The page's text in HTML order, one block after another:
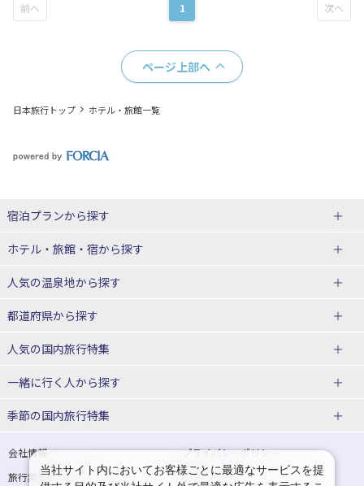
1
ページ上部へ
日本旅行トップ ホテル・旅館一覧
宿泊プランから探す
北海道
東北
青森県
宮城県
山形県
関東
埼玉県 千葉県
ホテル・旅館・宿から探す
北海道ホテル・旅館
青森県ホテル・旅館
宮城県ホテル・旅館
山形県ホテル・旅館
東京都ホテル・旅館 神奈川県ホテル・旅館
人気の温泉地から探す
北海道
湯の川温泉(北海道)
十勝川温泉(北海道)
洞爺湖温泉(北海道)
層雲峡温泉(北海道)
東北
都道府県から探す
北海道旅行・ツアー
東北
青森旅行・ツアー 岩手旅行・ツアー
宮城旅行・ツアー 秋田旅行・ツアー
人気の国内旅行特集
東京ディズニーリゾート®への旅
ユニバーサル・スタジオ・ジャパ
一緒に行く人から探す
一人旅 国内版
カップル・夫婦旅行 国内版 女子旅 国内版
卒業旅行・学生旅行 国内版
季節の国内旅行特集
桜・お花見特集
ゴールデンウィーク（GW）の国内
旅行
会社情報
プライバシーポリシー
旅行業登録票・約款
規約集
当社サイト内においてお客様ごとに最適なサービスを提